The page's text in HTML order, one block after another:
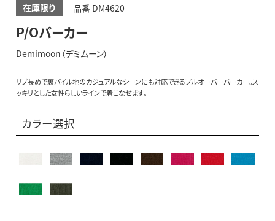
在庫限り 品番 DM4620
P/Oパーカー
Demimoon（デミムーン）
リブ長めで裏パイル地のカジュアルなシーンにも対応できるプルオーバーパーカー。ス
ッキリとした女性らしいラインで着こなせます。
カラー選択